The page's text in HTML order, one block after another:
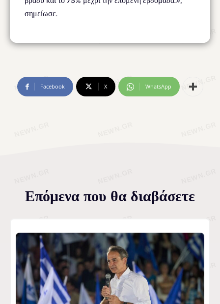
σημείωσε.
Facebook X WhatsApp
Επόμενα που θα διαβάσετε